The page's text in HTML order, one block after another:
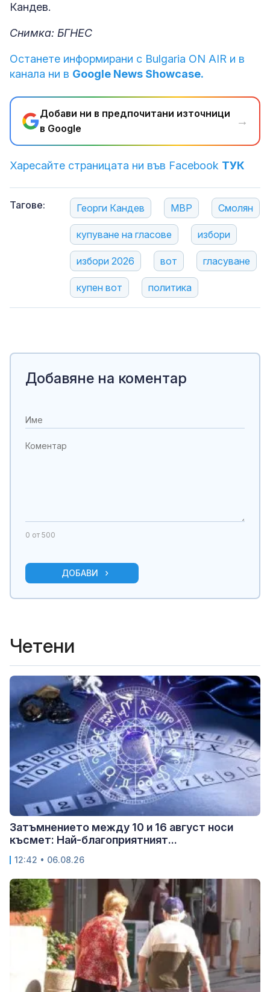
Кандев.
Снимка: БГНЕС
Останете информирани с Bulgaria ON AIR и в
канала ни в Google News Showcase.
Добави ни в предпочитани източници
в Google
→
Харесайте страницата ни във Facebook ТУК
Тагове: Георги Кандев МВР Смолян
купуване на гласове избори
избори 2026 вот гласуване
купен вот политика
Добавяне на коментар
0 от 500
ДОБАВИ
Четени
Затъмнението между 10 и 16 август носи
късмет: Най-благоприятният...
12:42 • 06.08.26